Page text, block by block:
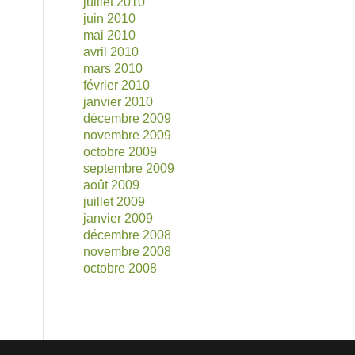
juin 2010
mai 2010
avril 2010
mars 2010
février 2010
janvier 2010
décembre 2009
novembre 2009
octobre 2009
septembre 2009
août 2009
juillet 2009
janvier 2009
décembre 2008
novembre 2008
octobre 2008